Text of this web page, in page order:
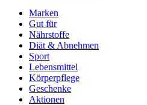
Marken
Gut für
Nährstoffe
Diät & Abnehmen
Sport
Lebensmittel
Körperpflege
Geschenke
Aktionen